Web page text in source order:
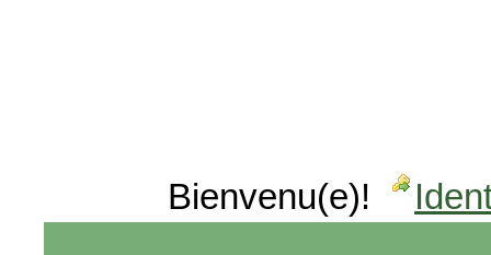
Bienvenu(e)!